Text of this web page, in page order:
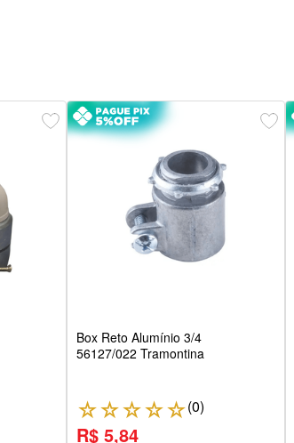
Box Reto Alumínio 3/4
56127/022 Tramontina
☆☆☆☆☆(0)
R$ 5,84